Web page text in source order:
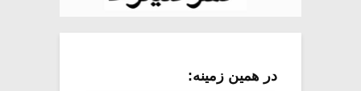
در همین زمینه: